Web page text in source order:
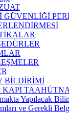
GÜVENLİĞİ
BİLDİRİMİ
KAPI
Yapılacak
ve Gerekli